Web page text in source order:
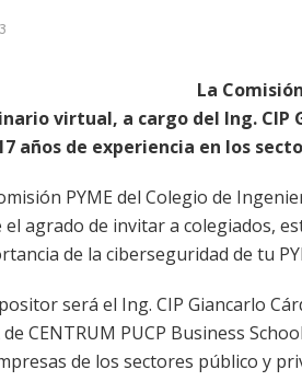
La
virtual, a cargo del Ing. CIP
años de experiencia en los
PYME del Colegio de
el agrado de invitar a colegiados,
de la ciberseguridad de tu
será el Ing. CIP Giancarlo
de CENTRUM PUCP Business
de los sectores público y